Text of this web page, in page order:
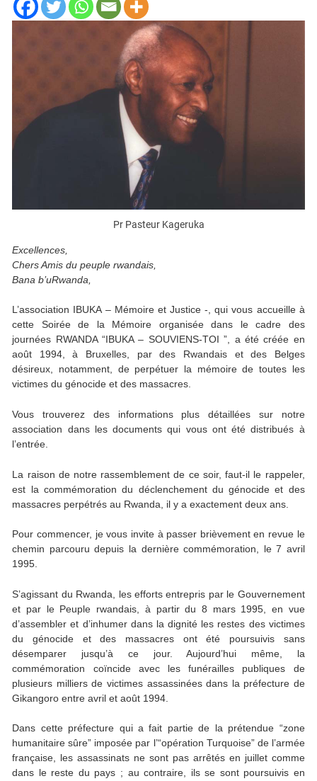
Pr Pasteur Kageruka
Excellences,
Chers Amis du peuple rwandais,
Bana b’uRwanda,
L’association IBUKA – Mémoire et Justice -, qui vous accueille à
cette Soirée de la Mémoire organisée dans le cadre des
journées RWANDA “IBUKA – SOUVIENS-TOI ”, a été créée en
août 1994, à Bruxelles, par des Rwandais et des Belges
désireux, notamment, de perpétuer la mémoire de toutes les
victimes du génocide et des massacres.
Vous trouverez des informations plus détaillées sur notre
association dans les documents qui vous ont été distribués à
l’entrée.
La raison de notre rassemblement de ce soir, faut-il le rappeler,
est la commémoration du déclenchement du génocide et des
massacres perpétrés au Rwanda, il y a exactement deux ans.
Pour commencer, je vous invite à passer brièvement en revue le
chemin parcouru depuis la dernière commémoration, le 7 avril
1995.
S’agissant du Rwanda, les efforts entrepris par le Gouvernement
et par le Peuple rwandais, à partir du 8 mars 1995, en vue
d’assembler et d’inhumer dans la dignité les restes des victimes
du génocide et des massacres ont été poursuivis sans
désemparer jusqu’à ce jour. Aujourd’hui même, la
commémoration coïncide avec les funérailles publiques de
plusieurs milliers de victimes assassinées dans la préfecture de
Gikangoro entre avril et août 1994.
Dans cette préfecture qui a fait partie de la prétendue “zone
humanitaire sûre” imposée par l’“opération Turquoise” de l’armée
française, les assassinats ne sont pas arrêtés en juillet comme
dans le reste du pays ; au contraire, ils se sont poursuivis en